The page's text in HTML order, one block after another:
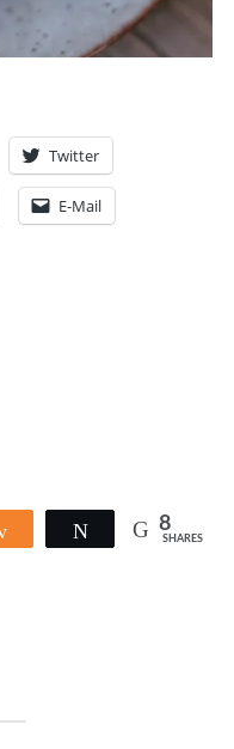
Twitter
E-Mail
Twittern8
SHARES